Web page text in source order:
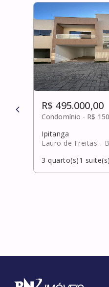
R$ 495.000,00
Condomínio - R$
Ipitanga
Lauro de Freitas -
3 quarto(s)1 suite(s)